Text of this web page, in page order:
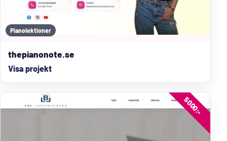
Pianolektioner
thepianonote.se
Visa projekt
5000:-